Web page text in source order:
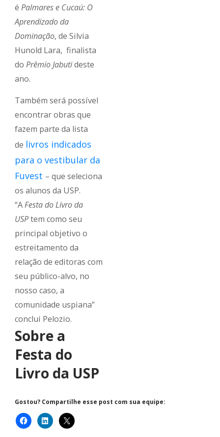
é Palmares e Cucaú: O
Aprendizado da
Dominação, de Silvia
Hunold Lara, finalista
do Prêmio Jabutideste
ano.
Também será possível
encontrar obras que
fazem parte da lista
de livros indicados
para o vestibular da
Fuvest – que seleciona
os alunos da USP.
“AFesta do Livro da
USPtem como seu
principal objetivo o
estreitamento da
relação de editoras com
seu público-alvo, no
nosso caso, a
comunidade uspiana”
conclui Pelozio.
Sobre a
Festa do
Livro da USP
Gostou? Compartilhe esse post com sua equipe: